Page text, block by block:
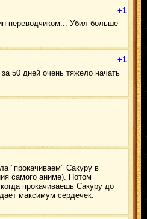
+1
переводчиком... Убил больше
+1
50 дней очень тяжело начать
"прокачиваем" Сакуру в
самого аниме). Потом
прокачиваешь Сакуру до
максимум сердечек.